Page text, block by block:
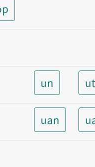
un ut
uan